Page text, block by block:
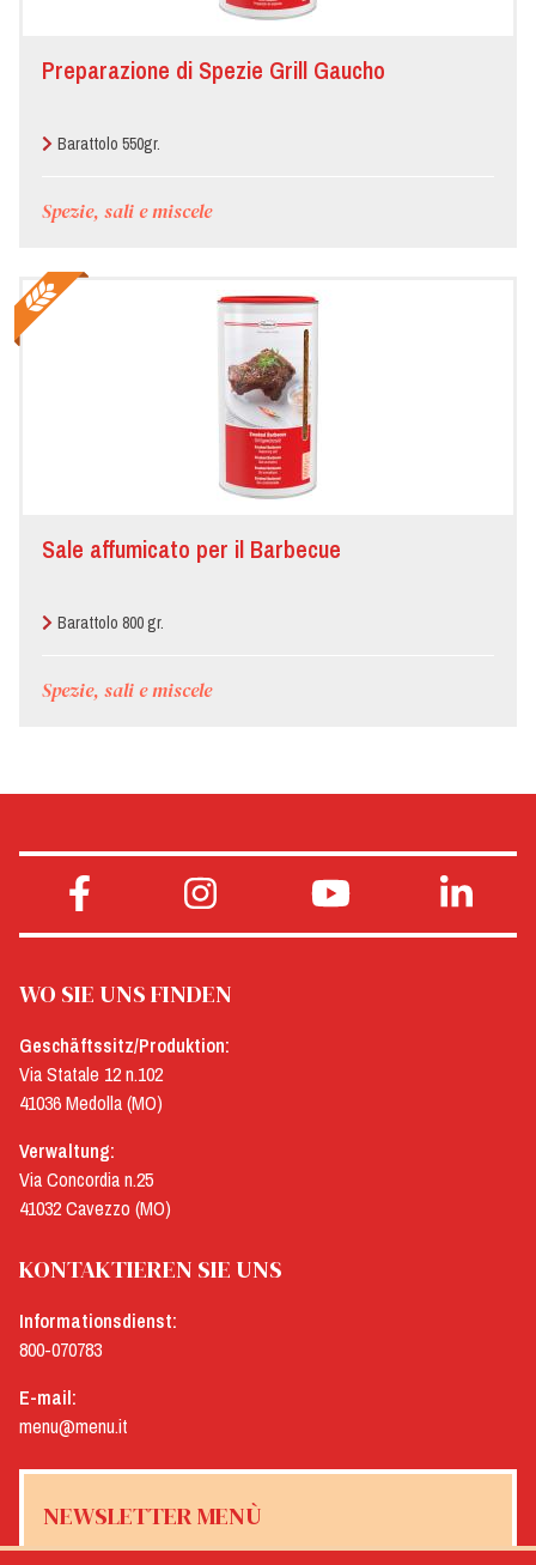
Preparazione di Spezie Grill Gaucho
Barattolo 550gr.
Spezie, sali e miscele
Sale affumicato per il Barbecue
Barattolo 800 gr.
Spezie, sali e miscele
WO SIE UNS FINDEN
Geschäftssitz/Produktion:
Via Statale 12 n.102
41036 Medolla (MO)
Verwaltung:
Via Concordia n.25
41032 Cavezzo (MO)
KONTAKTIEREN SIE UNS
Informationsdienst:
800-070783
E-mail:
menu@menu.it
NEWSLETTER MENÙ